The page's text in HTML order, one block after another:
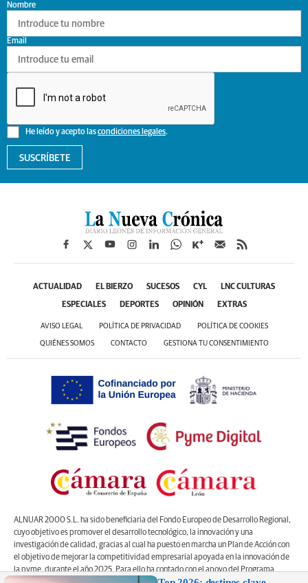
Nombre
He leído y acepto lascondiciones legales.
Email
SUSCRÍBETE
ACTUALIDAD EL BIERZO SUCESOS CYL LNC CULTURAS
ESPECIALES DEPORTES OPINIÓN EXTRAS
AVISO LEGAL POLÍTICA DE PRIVACIDAD POLÍTICA DE COOKIES
QUIÉNES SOMOS CONTACTO GESTIONA TU CONSENTIMIENTO
ALNUAR 2000 S.L. ha sido beneficiaria del Fondo Europeo de Desarrollo Regional,
cuyo objetivo es promover el desarrollo tecnológico, la innovación y una
investigación de calidad, gracias al cual ha puesto en marcha un Plan de Acción con
el objetivo de mejorar la competitividad empresarial apoyada en la innovación de
la pyme, durante el año 2025. Para ello ha contado con el apoyo del Programa